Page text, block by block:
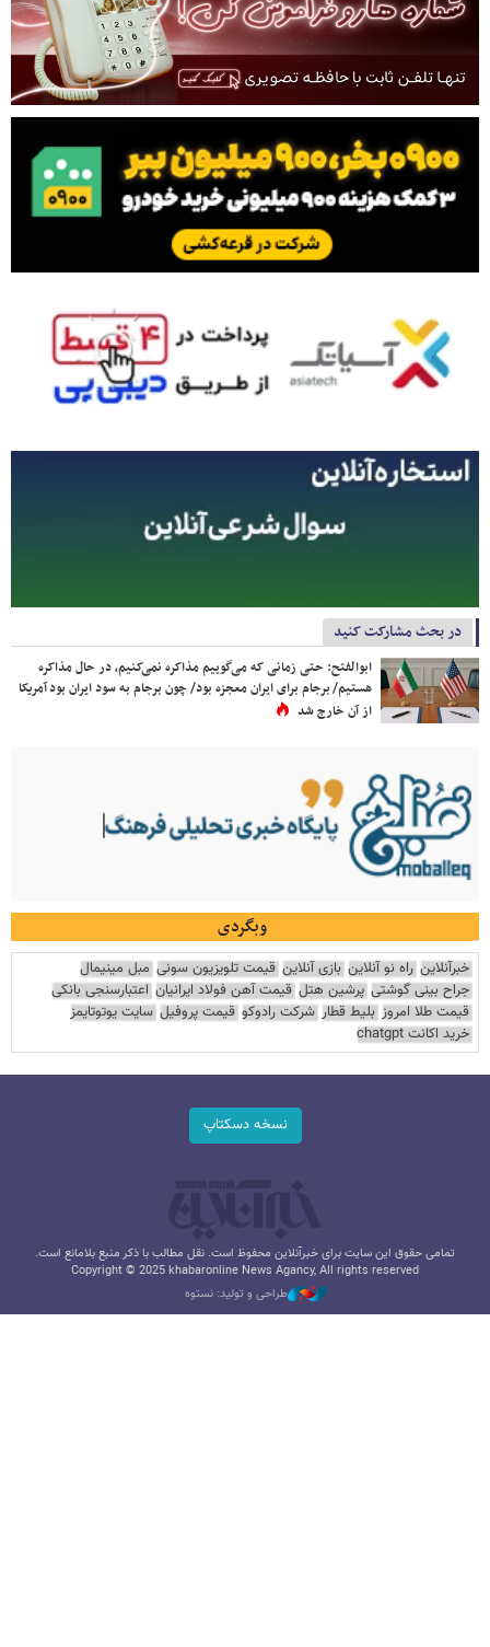
در بحث مشارکت کنید
ابوالفتح: حتی زمانی که می‌گوییم مذاکره نمی‌کنیم، در حال مذاکره
هستیم/ برجام برای ایران معجزه بود/ چون برجام به سود ایران بود آمریکا
از آن خارج شد
وبگردی
خبرآنلاین راه نو آنلاین بازی آنلاین قیمت تلویزیون سونی مبل مینیمال
جراح بینی گوشتی پرشین هتل قیمت آهن فولاد ایرانیان اعتبارسنجی بانکی
قیمت طلا امروز بلیط قطار شرکت رادوکو قیمت پروفیل سایت یوتوتایمز
خرید اکانت chatgpt
نسخه دسکتاپ
تمامی حقوق این سایت برای خبرآنلاین محفوظ است. نقل مطالب با ذکر منبع بلامانع است.
Copyright © 2025 khabaronline News Agancy, All rights reserved
طراحی و تولید: نستوه